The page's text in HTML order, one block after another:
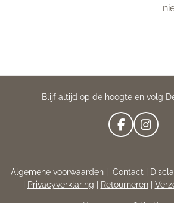
Blijf altijd op de hoogte en volg
F
A
B
O
I
N
A
G
Algemene voorwaarden| Contact|
Privacyverklaring Retourneren|